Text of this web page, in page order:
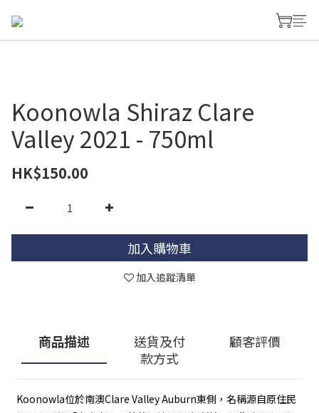
Koonowla Shiraz Clare
Valley 2021 - 750ml
HK$150.00
加入購物車
加入追蹤清單
商品描述
送貨及付
款方式
顧客評價
Koonowla位於南澳Clare Valley Auburn東側，名稱源自原住民